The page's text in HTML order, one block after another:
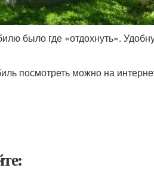
было где «отдохнуть».
посмотреть можно на